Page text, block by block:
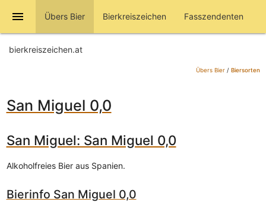
menu Übers Bier Bierkreiszeichen Fasszendenten
bierkreiszeichen.at
Übers Bier/ Biersorten
San Miguel 0,0
San Miguel: San Miguel 0,0
Alkoholfreies Bier aus Spanien.
Bierinfo San Miguel 0,0